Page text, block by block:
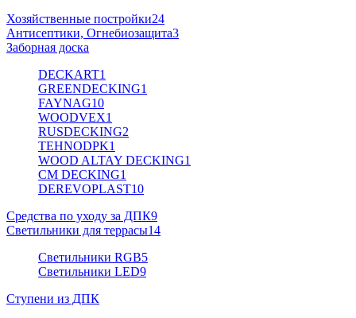
Хозяйственные постройки24
Антисептики, Огнебиозащита3
Заборная доска
DECKART1
GREENDECKING1
FAYNAG10
WOODVEX1
RUSDECKING2
TEHNODPK1
WOOD ALTAY DECKING1
CM DECKING1
DEREVOPLAST10
Средства по уходу за ДПК9
Светильники для террасы14
Светильники RGB5
Светильники LED9
Ступени из ДПК